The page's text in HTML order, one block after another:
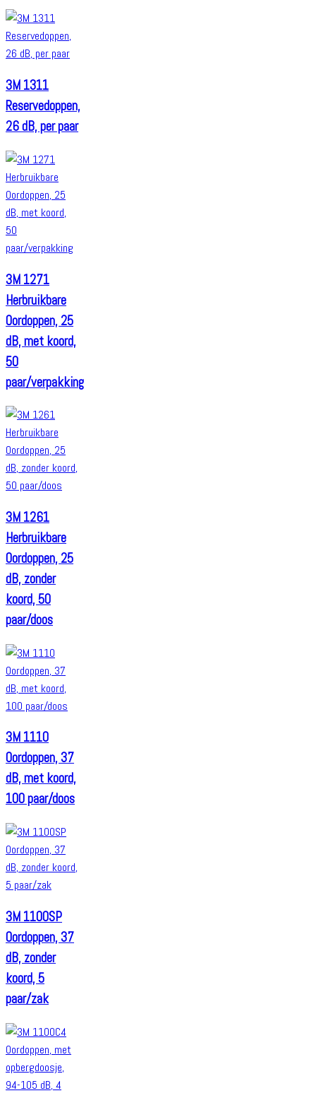
3M 1311
Reservedoppen,
26 dB, per paar
3M 1271
Herbruikbare
Oordoppen, 25
dB, met koord,
50
paar/verpakking
3M 1261
Herbruikbare
Oordoppen, 25
dB, zonder
koord, 50
paar/doos
3M 1110
Oordoppen, 37
dB, met koord,
100 paar/doos
3M 1100SP
Oordoppen, 37
dB, zonder
koord, 5
paar/zak